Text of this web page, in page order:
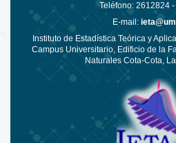
Teléfono: 2612824
E-mail:
Instituto de Estadística Teórica y
Campus Universitario, Edificio de la
Naturales Cota-Cota,